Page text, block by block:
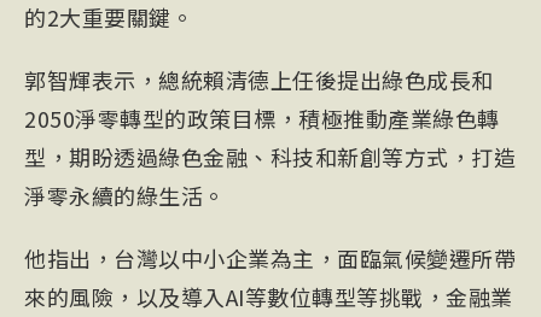
的2大重要關鍵。
郭智輝表示，總統賴清德上任後提出綠色成長和
2050淨零轉型的政策目標，積極推動產業綠色轉
型，期盼透過綠色金融 、科技和新創等方式，打造
淨零永續的綠生活。
他指出，台灣以中小企業為主，面臨氣候變遷所帶
來的風險，以及導入AI等數位轉型等挑戰，金融業